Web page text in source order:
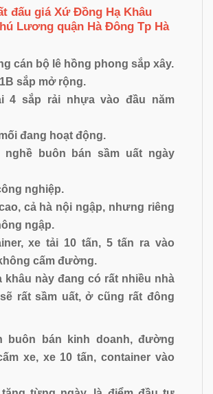
đấu giá Xứ Đồng Hạ Khâu
Lương quận Hà Đông Tp Hà
cán bộ lê hồng phong sắp xây.
sắp mở rộng.
4 sắp rải nhựa vào đầu năm
đang hoạt động.
nghề buôn bán sầm uất ngày
nghiệp.
cả hà nội ngập, nhưng riêng
ngập.
xe tải 10 tấn, 5 tấn ra vào
cấm đường.
khâu này đang có rất nhiều nhà
rất sầm uất, ở cũng rất đông
buôn bán kinh doanh, đường
xe, xe 10 tấn, container vào